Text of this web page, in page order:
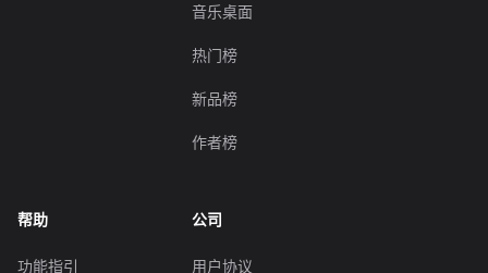
音乐桌面
热门榜
新品榜
作者榜
帮助
功能指引
公司
用户协议